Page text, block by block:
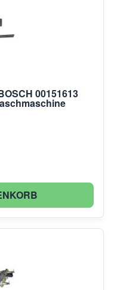
00151613